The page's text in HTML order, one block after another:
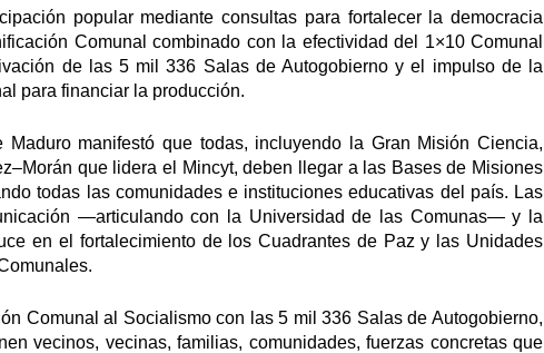
popular mediante consultas para fortalecer la democracia
Comunal combinado con la efectividad del 1×10 Comunal
de las 5 mil 336 Salas de Autogobierno y el impulso de la
para financiar la producción.
manifestó que todas, incluyendo la Gran Misión Ciencia,
que lidera el Mincyt, deben llegar a las Bases de Misiones
todas las comunidades e instituciones educativas del país. Las
—articulando con la Universidad de las Comunas— y la
en el fortalecimiento de los Cuadrantes de Paz y las Unidades
Comunal al Socialismo con las 5 mil 336 Salas de Autogobierno,
vecinos, vecinas, familias, comunidades, fuerzas concretas que